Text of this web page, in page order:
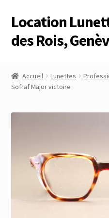
Aller
à
la
Aller
au
contenu
Location
des Rois,
Altimètre Artaria Genève
Commande
Compte
Connexion
Accueil Lunettes
Sofraf Major victoire